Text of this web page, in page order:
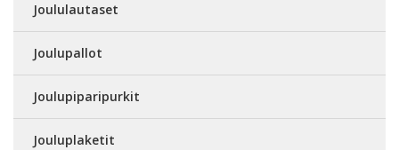
Joululautaset
Joulupallot
Joulupiparipurkit
Jouluplaketit